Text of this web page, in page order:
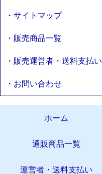
・サイトマップ
・販売商品一覧
・販売運営者・送料支払い
・お問い合わせ
ホーム
通販商品一覧
運営者・送料支払い